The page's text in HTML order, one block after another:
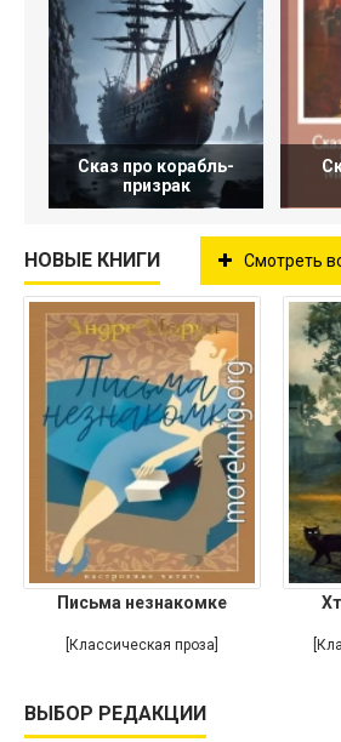
Сказ про корабль-
призрак
НОВЫЕ КНИГИ Смотреть
Письма незнакомке
[Классическая проза]
ВЫБОР РЕДАКЦИИ